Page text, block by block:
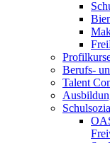
Berufs-
Talent